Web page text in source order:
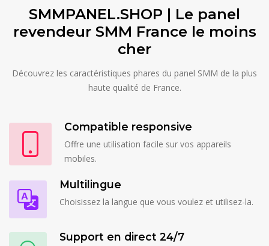
SMMPANEL.SHOP | Le panel
revendeur SMM France le moins
cher
Découvrez les caractéristiques phares du panel SMM de la plus
haute qualité de France.
Compatible responsive
Offre une utilisation facile sur vos appareils
mobiles.
Multilingue
Choisissez la langue que vous voulez et utilisez-la.
Support en direct 24/7